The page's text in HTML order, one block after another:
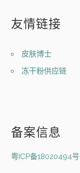
友情链接
皮肤博士
冻干粉供应链
备案信息
粤ICP备18020494号